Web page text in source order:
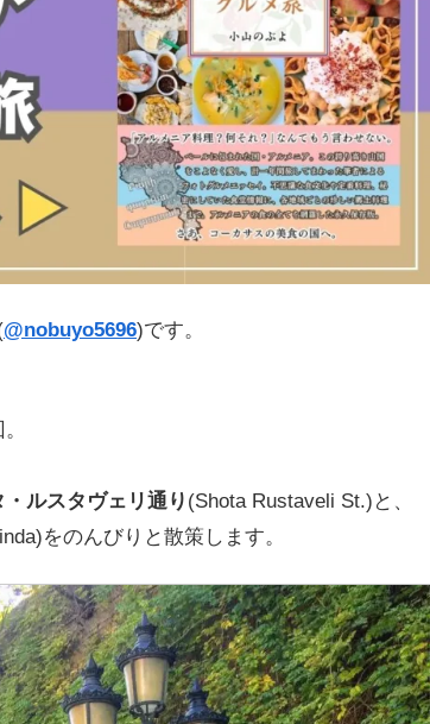
@nobuyo5696)です。
・ルスタヴェリ通り (Shota Rustaveli St.)と、
をのんびりと散策します。